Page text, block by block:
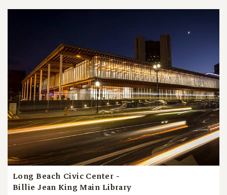
Long Beach Civic Center -
Billie Jean King Main Library